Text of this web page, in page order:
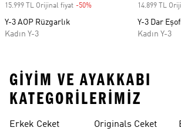
15.999 TL Orijinal fiyat -50%
Y-3 AOP Rüzgarlık
Kadın Y-3
14.899 TL
Y-3 Dar
Kadın Y-3
GIYIM VE AYAKKABI
KATEGORILERIMIZ
Erkek Ceket Originals Ceket